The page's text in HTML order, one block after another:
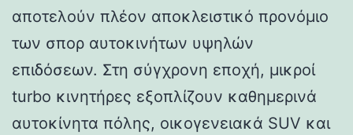
αποτελούν πλέον αποκλειστικό προνόμιο
των σπορ αυτοκινήτων υψηλών
επιδόσεων. Στη σύγχρονη εποχή, μικροί
turbo κινητήρες εξοπλίζουν καθημερινά
αυτοκίνητα πόλης, οικογενειακά SUV και